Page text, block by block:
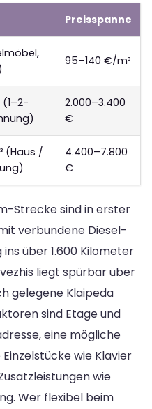
Preisspanne
95–140 €/m³
(1–2-
2.000–3.400
€
(Haus /
4.400–7.800
€
Strecke sind in erster
verbundene Diesel-
ins über 1.600 Kilometer
liegt spürbar über
gelegene Klaipeda
sind Etage und
eine mögliche
wie Klavier
wie
Wer flexibel beim